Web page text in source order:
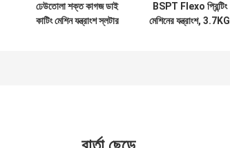
ঢেউতোলা শক্ত কাগজ ডাই
কাটিং মেশিন যন্ত্রাংশ স্লটার
BSPT Flexo প্রিন্টিং
মেশিনের যন্ত্রাংশ, 3.7KG